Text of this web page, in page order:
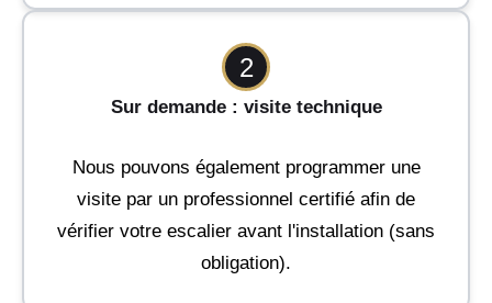
2
Sur demande : visite technique
Nous pouvons également programmer une
visite par un professionnel certifié afin de
vérifier votre escalier avant l'installation (sans
obligation).